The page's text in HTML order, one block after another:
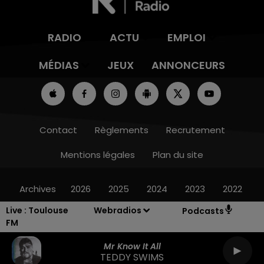
Live : Toulouse
FM
Webradios Podcasts
Mr Know It All
TEDDY SWIMS
RADIO ACTU
EMPLOI
MÉDIAS
JEUX ANNONCEURS
Contact Règlements
Recrutement
Mentions légales
Plan du site
Archives 2026 2025 2024 2023 2022